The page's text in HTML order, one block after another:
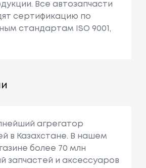
Все автозапчасти
сертификацию по
стандартам ISO 9001,
агрегатор
в Казахстане. В нашем
более 70 млн
запчастей и аксессуаров